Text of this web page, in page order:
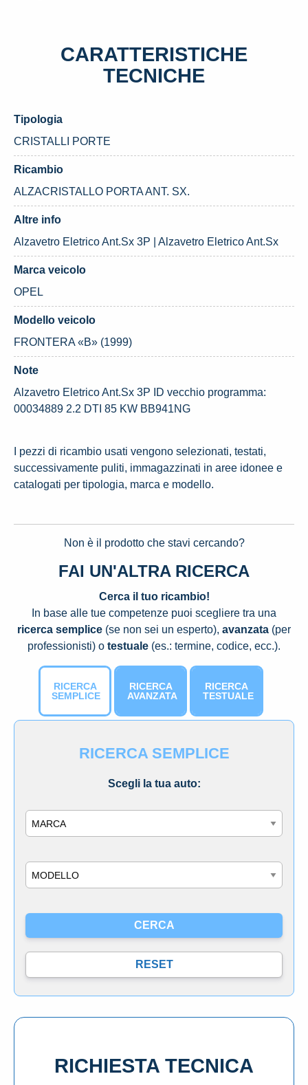
CARATTERISTICHE
TECNICHE
Tipologia
CRISTALLI PORTE
Ricambio
ALZACRISTALLO PORTA ANT. SX.
Altre info
Alzavetro Eletrico Ant.Sx 3P | Alzavetro Eletrico Ant.Sx
Marca veicolo
OPEL
Modello veicolo
FRONTERA «B» (1999)
Note
Alzavetro Eletrico Ant.Sx 3P ID vecchio programma:
00034889 2.2 DTI 85 KW BB941NG
I pezzi di ricambio usati vengono selezionati, testati,
successivamente puliti, immagazzinati in aree idonee e
catalogati per tipologia, marca e modello.
Non è il prodotto che stavi cercando?
FAI UN'ALTRA RICERCA
Cerca il tuo ricambio!
In base alle tue competenze puoi scegliere tra una
ricerca semplice (se non sei un esperto), avanzata (per
professionisti) o testuale (es.: termine, codice, ecc.).
RICERCA
SEMPLICE
RICERCA
AVANZATA
RICERCA
TESTUALE
RICERCA SEMPLICE
Scegli la tua auto:
RICHIESTA TECNICA